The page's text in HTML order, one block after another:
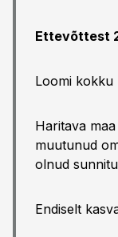
Ettevõttest
Loomi kokku
Haritava
muutunud
olnud
Endiselt